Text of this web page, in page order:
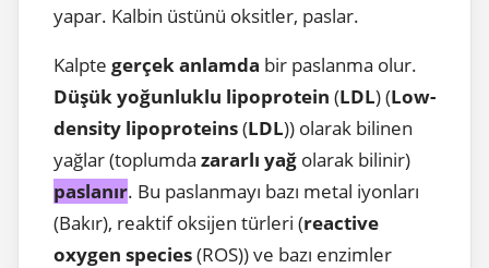
yapar. Kalbin üstünü oksitler, paslar.
Kalpte gerçek anlamda bir paslanma olur.
Düşük yoğunluklu lipoprotein (LDL) (Low-
density lipoproteins(LDL)) olarak bilinen
yağlar (toplumda zararlı yağ olarak bilinir)
paslanır. Bu paslanmayı bazı metal iyonları
(Bakır), reaktif oksijen türleri (reactive
oxygen species(ROS)) ve bazı enzimler